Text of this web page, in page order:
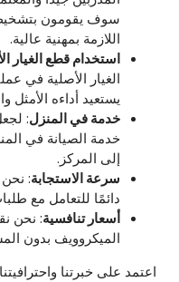
سوف يقومون بتشخيص
اللازمة بمهنية عالية.
استخدام قطع الغيار
الغيار الأصلية في
يستعيد أداءه الأمثل
خدمة في المنزل:
خدمة الصيانة في
إلى المركز.
سرعة الاستجابة:
دائمًا للتعامل مع
أسعار تنافسية: نحن
الميكروويف بدون
اعتمد على خبرتنا